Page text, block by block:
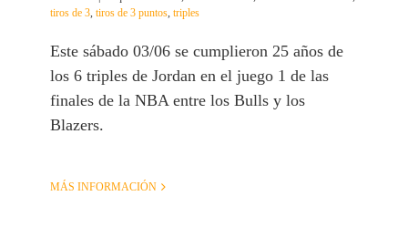
tiros de 3, tiros de 3 puntos, triples
Este sábado 03/06 se cumplieron 25 años de
los 6 triples de Jordan en el juego 1 de las
finales de la NBA entre los Bulls y los
Blazers.
MÁS INFORMACIÓN